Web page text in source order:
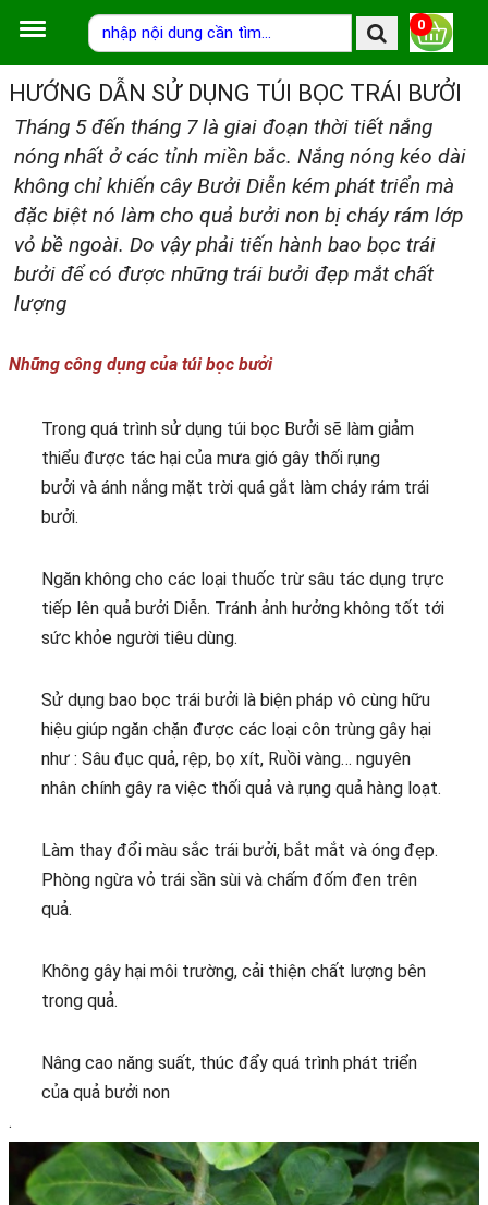
0
HƯỚNG DẪN SỬ DỤNG TÚI BỌC TRÁI BƯỞI
Tháng 5 đến tháng 7 là giai đoạn thời tiết nắng
nóng nhất ở các tỉnh miền bắc. Nắng nóng kéo dài
không chỉ khiến cây Bưởi Diễn kém phát triển mà
đặc biệt nó làm cho quả bưởi non bị cháy rám lớp
vỏ bề ngoài. Do vậy phải tiến hành bao bọc trái
bưởi để có được những trái bưởi đẹp mắt chất
lượng
Những công dụng của túi bọc bưởi
Trong quá trình sử dụng túi bọc Bưởi sẽ làm giảm
thiểu được tác hại của mưa gió gây thối rụng
bưởi và ánh nắng mặt trời quá gắt làm cháy rám trái
bưởi.
Ngăn không cho các loại thuốc trừ sâu tác dụng trực
tiếp lên quả bưởi Diễn. Tránh ảnh hưởng không tốt tới
sức khỏe người tiêu dùng.
Sử dụng bao bọc trái bưởi là biện pháp vô cùng hữu
hiệu giúp ngăn chặn được các loại côn trùng gây hại
như : Sâu đục quả, rệp, bọ xít, Ruồi vàng… nguyên
nhân chính gây ra việc thối quả và rụng quả hàng loạt.
Làm thay đổi màu sắc trái bưởi, bắt mắt và óng đẹp.
Phòng ngừa vỏ trái sần sùi và chấm đốm đen trên
quả.
Không gây hại môi trường, cải thiện chất lượng bên
trong quả.
Nâng cao năng suất, thúc đẩy quá trình phát triển
của quả bưởi non
.